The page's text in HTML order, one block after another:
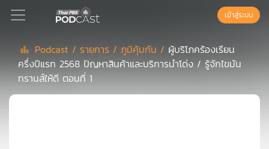
Podcast
เข้าสู่ระบบ
Podcast / รายการ /ภูมิคุ้มกัน / ผู้บริโภคร้องเรียน
ครึ่งปีแรก 2568 ปัญหาสินค้าและบริการนำโด่ง / รู้จักไขมัน
ทรานส์ให้ดี ตอนที่ 1